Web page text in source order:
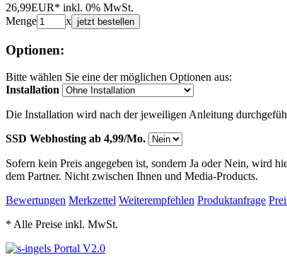
26,99EUR* inkl. 0% MwSt.
Menge
x jetzt bestellen
Optionen:
Bitte wählen Sie eine der möglichen Optionen aus:
Installation
Die Installation wird nach der jeweiligen Anleitung
SSD Webhosting ab 4,99/Mo.
Sofern kein Preis angegeben ist, sondern Ja oder Nein, wird
dem Partner. Nicht zwischen Ihnen und Media-Products.
Bewertungen Merkzettel Weiterempfehlen Produktanfrage
* Alle Preise inkl. MwSt.